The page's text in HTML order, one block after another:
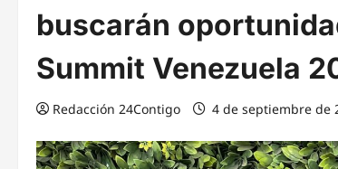
buscarán
Summit Venezuela
Redacción 24Contigo 4 de septiembre de